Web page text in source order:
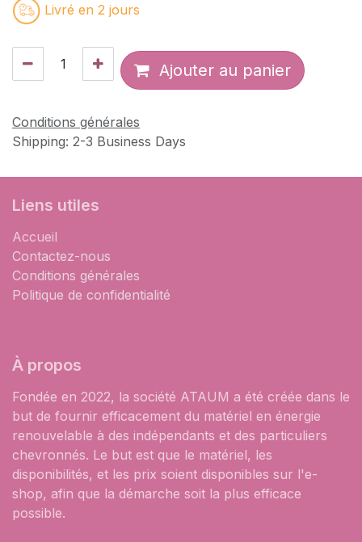
Livré en 2 jours
Ajouter au panier
Conditions générales
Shipping: 2-3 Business Days
Liens utiles
Accueil
Contactez-nous
Conditions générales
Politique de confidentialité
À propos
Fondée en 2022, la société ATAUM a été créée dans le
but de fournir efficacement du matériel en énergie
renouvelable à des indépendants et des particuliers
chevronnés. Le but est que le matériel, les
disponibilités, et les prix soient disponibles sur l'e-
shop, afin que la démarche soit la plus efficace
possible.